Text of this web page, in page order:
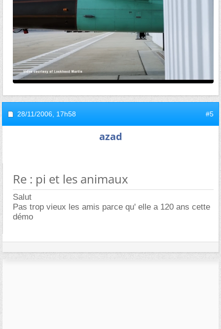
28/11/2006, 17h58 #5
azad
Re : pi et les animaux
Salut
Pas trop vieux les amis parce qu' elle a 120 ans cette
démo